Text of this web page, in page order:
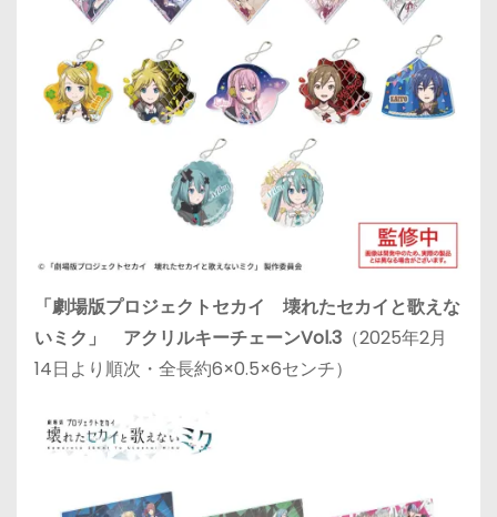
「劇場版プロジェクトセカイ 壊れたセカイと歌えな
いミク」 アクリルキーチェーンVol.3 （2025年2月
14日より順次・全長約6×0.5×6センチ）